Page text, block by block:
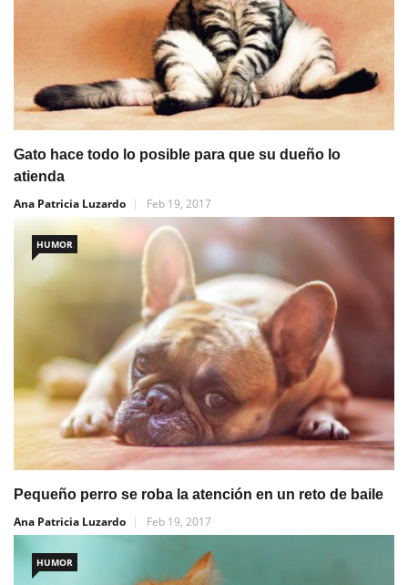
Gato hace todo lo posible para que su dueño lo
atienda
Ana Patricia Luzardo
Feb 19, 2017
HUMOR
Pequeño perro se roba la atención en un reto de baile
Ana Patricia Luzardo
Feb 19, 2017
HUMOR